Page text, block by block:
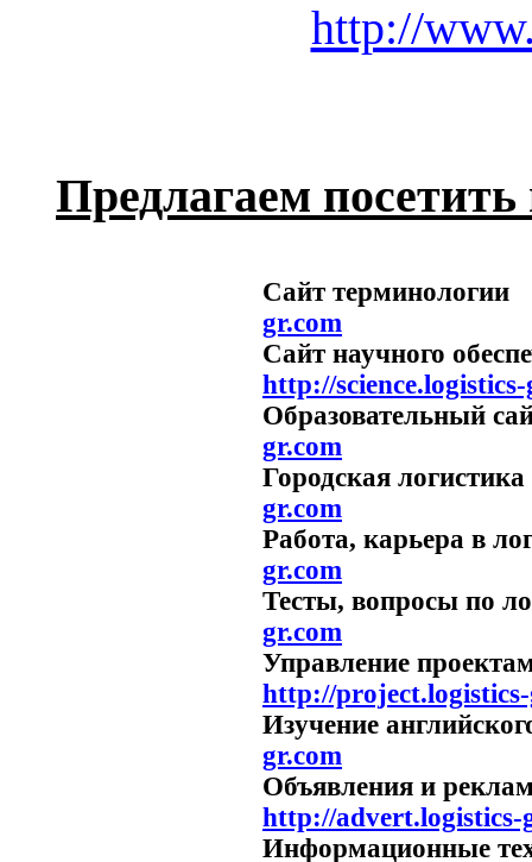
http://
Предлагаем
Сайт
gr.com
Сайт научного
http://
gr.com
Городская
gr.com
Работа, карьера в
gr.com
Тесты, вопросы по
gr.com
Управление
http://
Изучение
gr.com
Объявления и
http://advert.logistics-
Информационные